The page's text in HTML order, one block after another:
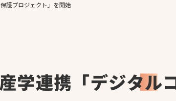
護プロジェクト」を開始
学連携「デジタル